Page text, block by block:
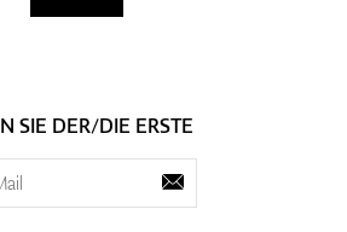
SIE DER/DIE ERSTE